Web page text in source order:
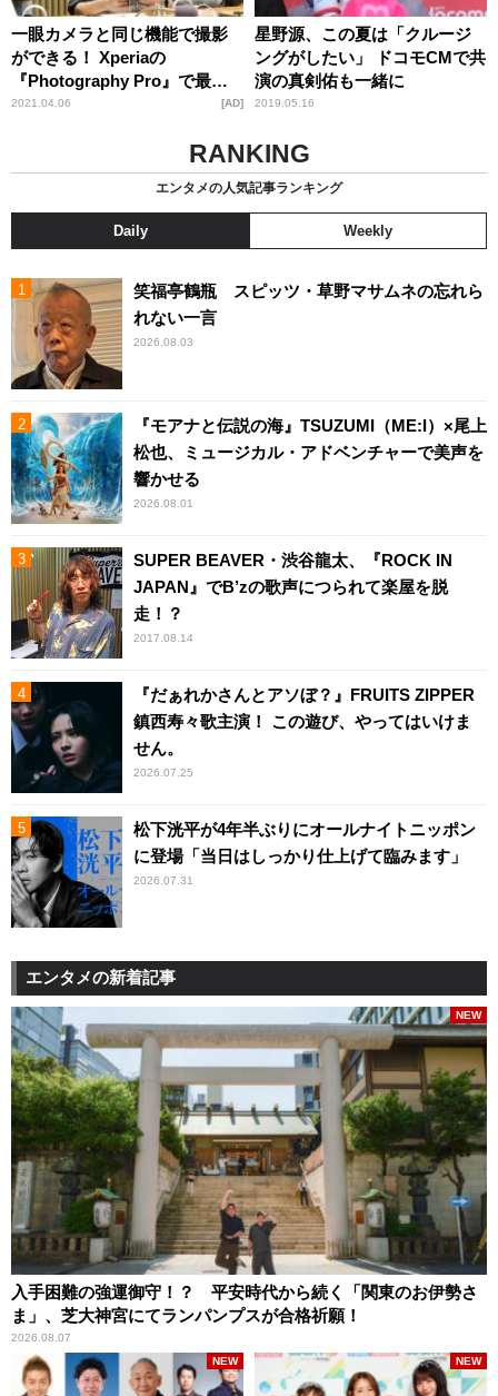
一眼カメラと同じ機能で撮影
ができる！ Xperiaの
『Photography Pro』で最高
の一瞬を
2021.04.06 AD
星野源、この夏は「クルージ
ングがしたい」 ドコモCMで共
演の真剣佑も一緒に
2019.05.16
RANKING
エンタメの人気記事ランキング
Daily Weekly
笑福亭鶴瓶 スピッツ・草野マサムネの忘れら
れない一言
2026.08.03
『モアナと伝説の海』TSUZUMI（ME:I）×尾上
松也、ミュージカル・アドベンチャーで美声を
響かせる
2026.08.01
SUPER BEAVER・渋谷龍太、『ROCK IN
JAPAN』でB’zの歌声につられて楽屋を脱
走！？
2017.08.14
『だぁれかさんとアソぼ？』FRUITS ZIPPER
鎮西寿々歌主演！ この遊び、やってはいけま
せん。
2026.07.25
松下洸平が4年半ぶりにオールナイトニッポン
に登場「当日はしっかり仕上げて臨みます」
2026.07.31
エンタメの新着記事
入手困難の強運御守！？ 平安時代から続く「関東のお伊勢さ
ま」、芝大神宮にてランパンプスが合格祈願！
2026.08.07
NEW
NEW NEW